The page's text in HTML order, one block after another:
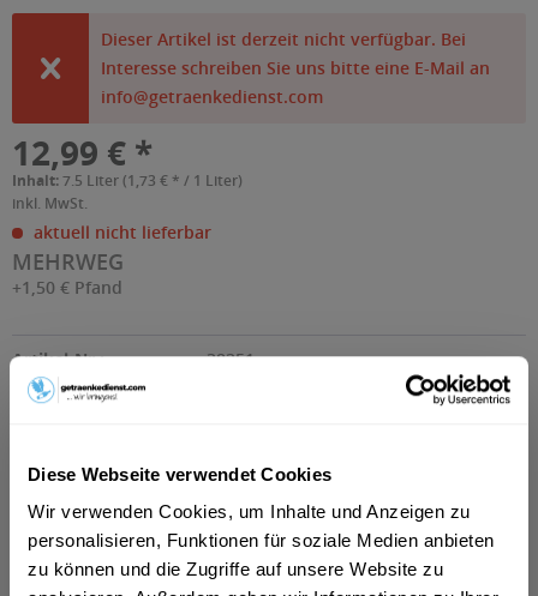
Diese Webseite verwendet Cookies
Wir verwenden Cookies, um Inhalte und Anzeigen zu
personalisieren, Funktionen für soziale Medien anbieten
zu können und die Zugriffe auf unsere Website zu
Dieser Artikel ist derzeit nicht verfügbar. Bei
Interesse schreiben Sie uns bitte eine E-Mail an
info@getraenkedienst.com
12,99 € *
Inhalt:7.5 Liter (1,73 € * / 1 Liter)
inkl. MwSt.
aktuell nicht lieferbar
MEHRWEG
+1,50 € Pfand
Artikel-Nr.: 38251
Pfirsich Holunder! Dieser Eistee im...mehr
Zutaten und Allergene